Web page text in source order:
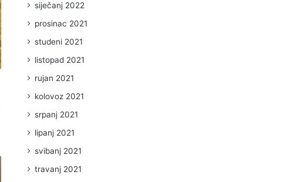
siječanj 2022
prosinac 2021
studeni 2021
listopad 2021
rujan 2021
kolovoz 2021
srpanj 2021
lipanj 2021
svibanj 2021
travanj 2021